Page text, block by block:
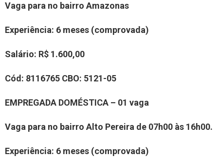
Vaga para no bairro Amazonas
Experiência: 6 meses (comprovada)
Salário: R$ 1.600,00
Cód: 8116765 CBO: 5121-05
EMPREGADA DOMÉSTICA – 01 vaga
Vaga para no bairro Alto Pereira de 07h00 às 16h00.
Experiência: 6 meses (comprovada)